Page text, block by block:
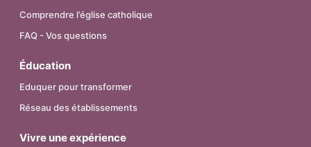
Comprendre l’église catholique
FAQ - Vos questions
Éducation
Eduquer pour transformer
Réseau des établissements
Vivre une expérience